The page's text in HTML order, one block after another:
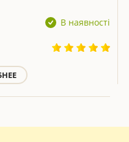
В наявності